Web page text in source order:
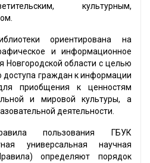
культурным,
ориентирована на
и информационное
Новгородской области с целью
доступа граждан к информации
приобщения к ценностям
и мировой культуры, а
деятельности.
пользования ГБУК
универсальная научная
определяют порядок